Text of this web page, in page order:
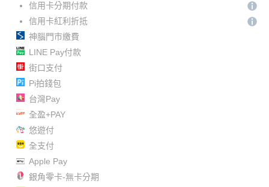
信用卡分期付款
信用卡紅利折抵
神腦門市繳費
LINE Pay付款
街口支付
Pi拍錢包
台灣Pay
全盈+PAY
悠遊付
全支付
Apple Pay
銀角零卡-無卡分期